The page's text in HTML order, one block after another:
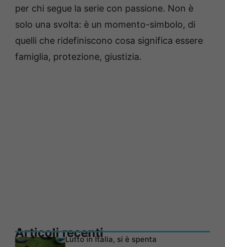
per chi segue la serie con passione. Non è
solo una svolta: è un momento-simbolo, di
quelli che ridefiniscono cosa significa essere
famiglia, protezione, giustizia.
Articoli recentiLutto in Italia, si è spenta